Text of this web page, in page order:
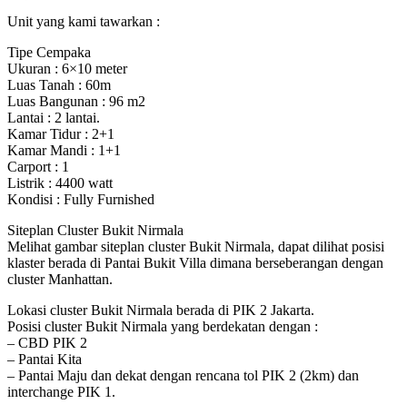
Unit yang kami tawarkan :
Tipe Cempaka
Ukuran : 6×10 meter
Luas Tanah : 60m
Luas Bangunan : 96 m2
Lantai : 2 lantai.
Kamar Tidur : 2+1
Kamar Mandi : 1+1
Carport : 1
Listrik : 4400 watt
Kondisi : Fully Furnished
Siteplan Cluster Bukit Nirmala
Melihat gambar siteplan cluster Bukit Nirmala, dapat dilihat posisi
klaster berada di Pantai Bukit Villa dimana berseberangan dengan
cluster Manhattan.
Lokasi cluster Bukit Nirmala berada di PIK 2 Jakarta.
Posisi cluster Bukit Nirmala yang berdekatan dengan :
– CBD PIK 2
– Pantai Kita
– Pantai Maju dan dekat dengan rencana tol PIK 2 (2km) dan
interchange PIK 1.